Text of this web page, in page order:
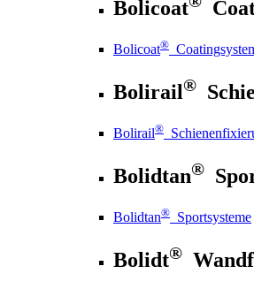
Bolicoat
Bolicoat®
Bolirail®
Bolirail®
Bolidtan®
Bolidtan® Sportsysteme
Bolidt®